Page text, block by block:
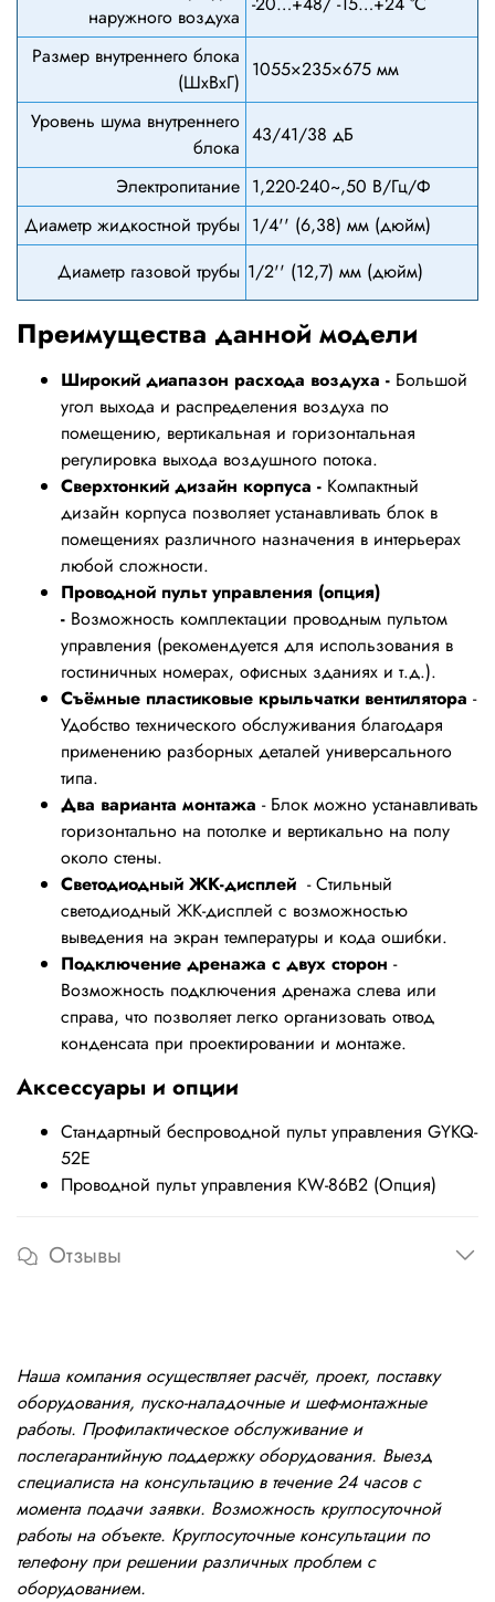
наружного воздуха
Размер внутреннего блока
(ШхВхГ)
1055×235×675 мм
Уровень шума внутреннего
блока
43/41/38 дБ
Электропитание 1,220-240~,50 В/Гц/Ф
Диаметр жидкостной трубы 1/4'' (6,38) мм (дюйм)
Диаметр газовой трубы 1/2'' (12,7) мм (дюйм)
Преимущества данной модели
Широкий диапазон расхода воздуха - Большой
угол выхода и распределения воздуха по
помещению, вертикальная и горизонтальная
регулировка выхода воздушного потока.
Сверхтонкий дизайн корпуса - Компактный
дизайн корпуса позволяет устанавливать блок в
помещениях различного назначения в интерьерах
любой сложности.
Проводной пульт управления (опция)
- Возможность комплектации проводным пультом
управления (рекомендуется для использования в
гостиничных номерах, офисных зданиях и т.д.).
Съёмные пластиковые крыльчатки вентилятора -
Удобство технического обслуживания благодаря
применению разборных деталей универсального
типа.
Два варианта монтажа - Блок можно устанавливать
горизонтально на потолке и вертикально на полу
около стены.
Светодиодный ЖК-дисплей - Стильный
светодиодный ЖК-дисплей с возможностью
выведения на экран температуры и кода ошибки.
Подключение дренажа с двух сторон -
Возможность подключения дренажа слева или
справа, что позволяет легко организовать отвод
конденсата при проектировании и монтаже.
Аксессуары и опции
Стандартный беспроводной пульт управления GYKQ-
52E
Проводной пульт управления KW-86B2 (Опция)
Отзывы
Наша компания осуществляет расчёт, проект, поставку
оборудования, пуско-наладочные и шеф-монтажные
работы. Профилактическое обслуживание и
послегарантийную поддержку оборудования. Выезд
специалиста на консультацию в течение 24 часов с
момента подачи заявки. Возможность круглосуточной
работы на объекте. Круглосуточные консультации по
телефону при решении различных проблем с
оборудованием.